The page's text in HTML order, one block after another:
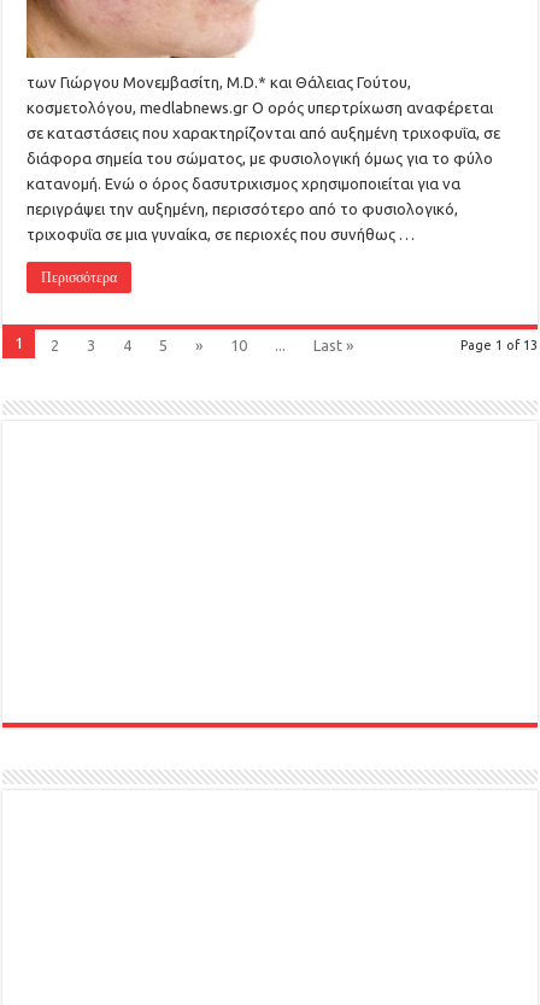
των Γιώργου Μονεμβασίτη, M.D.* και Θάλειας Γούτου,
κοσμετολόγου, medlabnews.gr Ο ορός υπερτρίχωση αναφέρεται
σε καταστάσεις που χαρακτηρίζονται από αυξημένη τριχοφυΐα, σε
διάφορα σημεία του σώματος, με φυσιολογική όμως για το φύλο
κατανομή. Ενώ ο όρος δασυτριχισμος χρησιμοποιείται για να
περιγράψει την αυξημένη, περισσότερο από το φυσιολογικό,
τριχοφυΐα σε μια γυναίκα, σε περιοχές που συνήθως …
Περισσότερα
Page 1 of 13
1 2 3 4 5 » 10 ... Last »